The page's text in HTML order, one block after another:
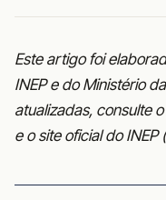
Este artigo foi
INEP e do Ministério
atualizadas, consulte
e o site oficial do INEP